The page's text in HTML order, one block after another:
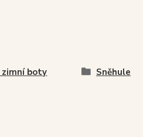
zimní boty Sněhule